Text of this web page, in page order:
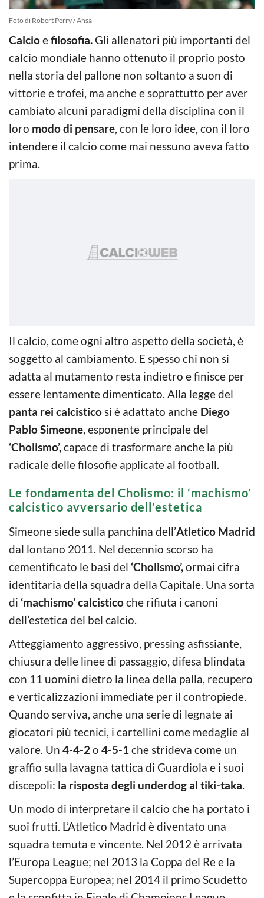
Foto di Robert Perry / Ansa
Calcioefilosofia. Gli allenatori più importanti del
calcio mondiale hanno ottenuto il proprio posto
nella storia del pallone non soltanto a suon di
vittorie e trofei, ma anche e soprattutto per aver
cambiato alcuni paradigmi della disciplina con il
loro modo di pensare, con le loro idee, con il loro
intendere il calcio come mai nessuno aveva fatto
prima.
Il calcio, come ogni altro aspetto della società, è
soggetto al cambiamento. E spesso chi non si
adatta al mutamento resta indietro e finisce per
essere lentamente dimenticato. Alla legge del
panta rei calcisticosi è adattato anche Diego
Pablo Simeone, esponente principale del
‘Cholismo’,capace di trasformare anche la più
radicale delle filosofie applicate al football.
Le fondamenta del Cholismo: il ‘machismo’
calcistico avversario dell’estetica
Simeone siede sulla panchina dell’Atletico Madrid
dal lontano 2011. Nel decennio scorso ha
cementificato le basi del ‘Cholismo’,ormai cifra
identitaria della squadra della Capitale. Una sorta
di ‘machismo’ calcisticoche rifiuta i canoni
dell’estetica del bel calcio.
Atteggiamento aggressivo, pressing asfissiante,
chiusura delle linee di passaggio, difesa blindata
con 11 uomini dietro la linea della palla, recupero
e verticalizzazioni immediate per il contropiede.
Quando serviva, anche una serie di legnate ai
giocatori più tecnici, i cartellini come medaglie al
valore. Un 4-4-2 o 4-5-1che strideva come un
graffio sulla lavagna tattica di Guardiola e i suoi
discepoli: la risposta degli underdog al tiki-taka.
Un modo di interpretare il calcio che ha portato i
suoi frutti. L’Atletico Madrid è diventato una
squadra temuta e vincente. Nel 2012 è arrivata
l’Europa League; nel 2013 la Coppa del Re e la
Supercoppa Europea; nel 2014 il primo Scudetto